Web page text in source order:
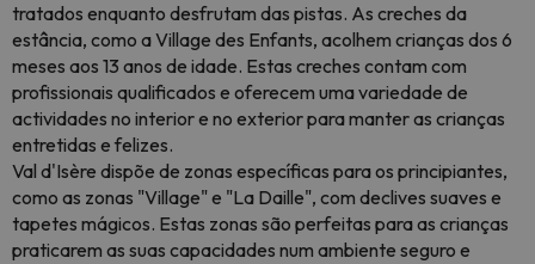
tratados enquanto desfrutam das pistas. As creches da
estância, como a Village des Enfants, acolhem crianças dos 6
meses aos 13 anos de idade. Estas creches contam com
profissionais qualificados e oferecem uma variedade de
actividades no interior e no exterior para manter as crianças
entretidas e felizes.
Val d'Isère dispõe de zonas específicas para os principiantes,
como as zonas "Village" e "La Daille", com declives suaves e
tapetes mágicos. Estas zonas são perfeitas para as crianças
praticarem as suas capacidades num ambiente seguro e